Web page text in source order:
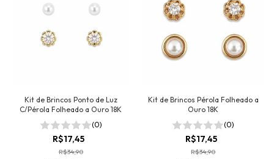
Kit de Brincos Ponto de Luz
C/Pérola Folheado a Ouro 18K
(0)
R$17,45
R$34,90
Kit de Brincos Pérola Folheado a
Ouro 18K
(0)
R$17,45
R$34,90